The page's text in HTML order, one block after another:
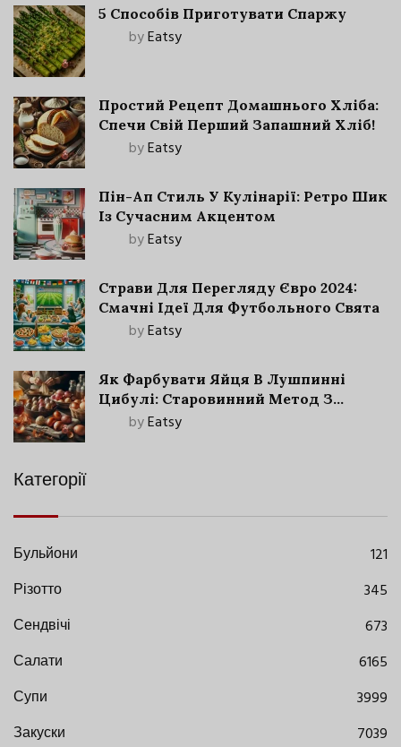
5 Способів Приготувати Спаржу
byEatsy
Простий Рецепт Домашнього Хліба:
Спечи Свій Перший Запашний Хліб!
byEatsy
Пін-Ап Стиль У Кулінарії: Ретро Шик
Із Сучасним Акцентом
byEatsy
Страви Для Перегляду Євро 2024:
Смачні Ідеї Для Футбольного Свята
byEatsy
Як Фарбувати Яйця В Лушпинні
Цибулі: Старовинний Метод З
Сучасними Нюансами
byEatsy
Категорії
Бульйони
121
Різотто
345
Сендвічі
673
Салати
6165
Супи
3999
Закуски
7039